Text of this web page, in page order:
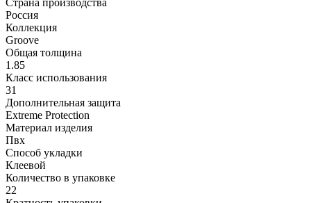
Россия
Коллекция
Groove
Общая толщина
1.85
Класс использования
31
Дополнительная защита
Extreme Protection
Материал изделия
Пвх
Способ укладки
Клеевой
Количество в упаковке
22